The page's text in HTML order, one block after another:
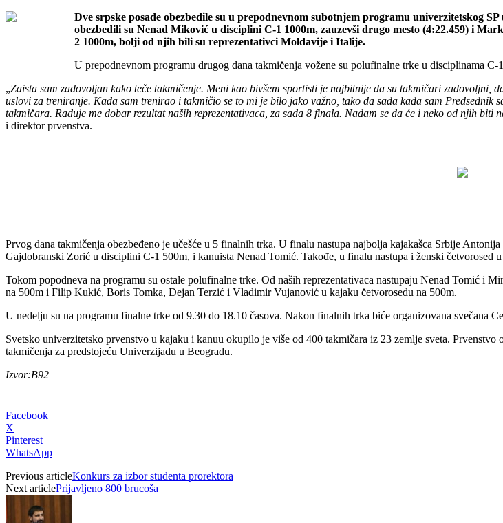
Dve srpske posade obezbedile su u prepodnevnom subotnjem programu univerzitetskog
obezbedili su Nenad Miković u disciplini C-1 1000m, zauzevši drugo mesto (4:22.459) i
2 1000m, bolji od njih bili su reprezentativci Moldavije i Italije.
U prepodnevnom programu drugog dana takmičenja vožene su polufinalne trke u disciplinama
„Zaista sam zadovoljan kako teče takmičenje. Meni kao bivšem sportisti je najbitnije da su takmičari zadovoljni,
uslovi za treniranje. Kada sam trenirao i takmičio se to mi je bilo jako važno, tako da sada kada sam
takmičara. Raduje me dobar rezultat naših reprezentativaca, za sada 8 finala. Nadam se da će i neko od njih biti
i direktor prvenstva.
Prvog dana takmičenja obezbeđeno je učešće u 5 finalnih trka. U finalu nastupa najbolja kajakašca Srbije
Gajdobranski Zorić u disciplini C-1 500m, i kanuista Nenad Tomić. Takođe, u finalu nastupa i ženski
Tokom popodneva na programu su ostale polufinalne trke. Od naših reprezentativaca nastupaju Nenad Tomić
na 500m i Filip Kukić, Boris Tomka, Dejan Terzić i Vladimir Vujanović u kajaku četvorosedu na 500m.
U nedelju su na programu finalne trke od 9.30 do 18.10 časova. Nakon finalnih trka biće organizovana svečana
Svetsko univerzitetsko prvenstvo u kajaku i kanuu okupilo je više od 400 takmičara iz 23 zemlje sveta.
takmičenja za predstojeću Univerzijadu u Beogradu.
Izvor:B92
Facebook
X
Pinterest
WhatsApp
Previous articleKonkurs za izbor studenta prorektora
Next articlePrijavljeno 800 brucoša